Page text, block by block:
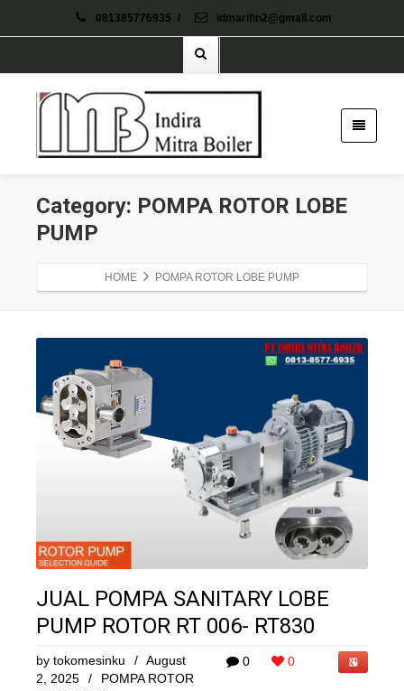
081385776935 / idmarifin2@gmail.com
Category: POMPA ROTOR LOBE
PUMP
HOME POMPA ROTOR LOBE PUMP
JUAL POMPA SANITARY LOBE
PUMP ROTOR RT 006- RT830
0 0
by tokomesinku / August
2, 2025
/
POMPA ROTOR